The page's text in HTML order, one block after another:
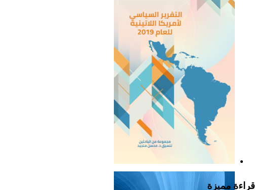
التقرير السياسي لأمريكا
اللاتينية للعام 2019
قراءة مميزة